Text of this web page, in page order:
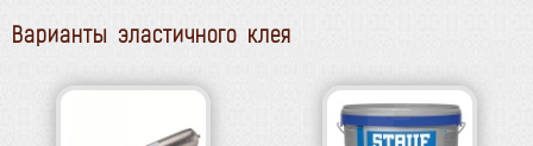
Варианты эластичного клея